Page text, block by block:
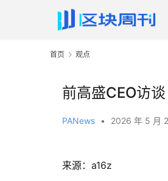
首页 观点
前高盛CEO访
PANews • 2026 年 5 月
来源：a16z